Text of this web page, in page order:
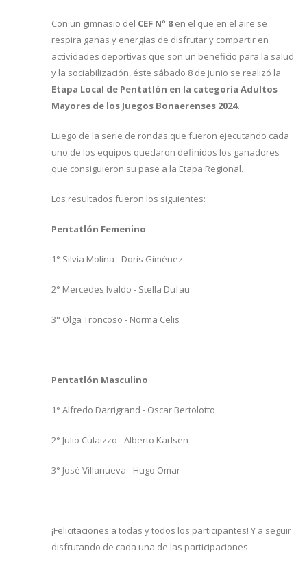
Con un gimnasio del CEF Nº 8en el que en el aire se
respira ganas y energías de disfrutar y compartir en
actividades deportivas que son un beneficio para la salud
y la sociabilización, éste sábado 8 de junio se realizó la
Etapa Local de Pentatlón en la categoría Adultos
Mayores de los Juegos Bonaerenses 2024.
Luego de la serie de rondas que fueron ejecutando cada
uno de los equipos quedaron definidos los ganadores
que consiguieron su pase a la Etapa Regional.
Los resultados fueron los siguientes:
Pentatlón Femenino
1° Silvia Molina - Doris Giménez
2° Mercedes Ivaldo - Stella Dufau
3° Olga Troncoso - Norma Celis
Pentatlón Masculino
1° Alfredo Darrigrand - Oscar Bertolotto
2° Julio Culaizzo - Alberto Karlsen
3° José Villanueva - Hugo Omar
¡Felicitaciones a todas y todos los participantes! Y a seguir
disfrutando de cada una de las participaciones.